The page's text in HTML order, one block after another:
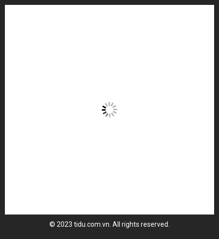
© 2023 tidu.com.vn. All rights reserved.